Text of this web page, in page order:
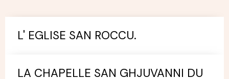
L' EGLISE SAN ROCCU.
LA CHAPELLE SAN GHJUVANNI DU